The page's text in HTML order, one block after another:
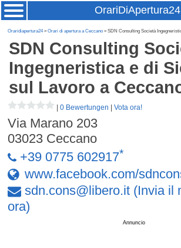
OrariDiApertura24
Oraridiapertura24»Orari di apertura a Ceccano » SDN Consulting Società
SDN Consulting
Ingegneristica e di
sul Lavoro a
|0 Bewertungen |Vota ora!
Via Marano 203
03023 Ceccano
+39 0775 602917*
www.facebook.com/
sdn.cons@ libero.it (Invia il
ora)
Annuncio